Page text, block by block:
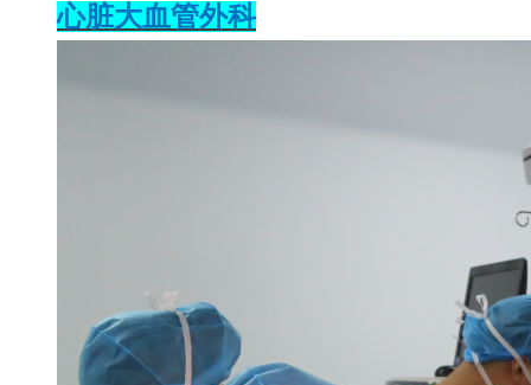
心脏大血管外科